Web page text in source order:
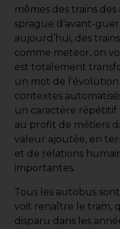
mêmes des trains
sprague d’avant-
aujourd’hui, des
comme meteor, on
est totalement
un mot de
contextes
un caractère répétitif
au profit de métiers
valeur ajoutée, en
et de relations
importantes.
Tous les autobus
voit renaître le tram,
disparu dans les